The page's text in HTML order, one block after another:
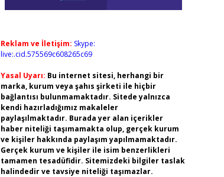
Reklam ve İletişim: Skype:
live:.cid.575569c608265c69
Yasal Uyarı: Bu internet sitesi, herhangi bir
marka, kurum veya şahıs şirketi ile hiçbir
bağlantısı bulunmamaktadır. Sitede yalnızca
kendi hazırladığımız makaleler
paylaşılmaktadır. Burada yer alan içerikler
haber niteliği taşımamakta olup, gerçek kurum
ve kişiler hakkında paylaşım yapılmamaktadır.
Gerçek kurum ve kişiler ile isim benzerlikleri
tamamen tesadüfidir. Sitemizdeki bilgiler taslak
halindedir ve tavsiye niteliği taşımazlar.